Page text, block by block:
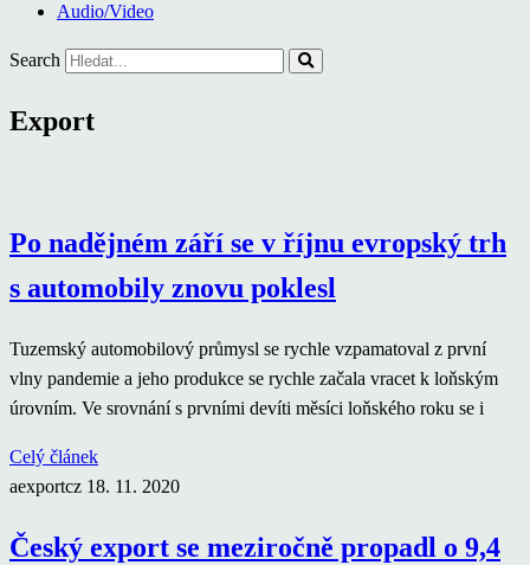
Audio/Video
Search
Export
Po nadějném září se v říjnu evropský trh
s automobily znovu poklesl
Tuzemský automobilový průmysl se rychle vzpamatoval z první
vlny pandemie a jeho produkce se rychle začala vracet k loňským
úrovním. Ve srovnání s prvními devíti měsíci loňského roku se i
Celý článek
aexportcz 18. 11. 2020
Český export se meziročně propadl o 9,4